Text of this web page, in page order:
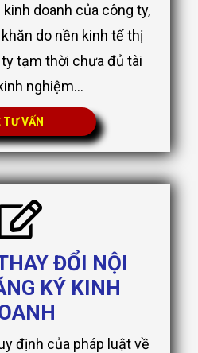
doanh của công ty,
do nền kinh tế thị
tạm thời chưa đủ tài
nghiệm...
TƯ VẤN
ĐỔI NỘI
KÝ KINH
định của pháp luật về